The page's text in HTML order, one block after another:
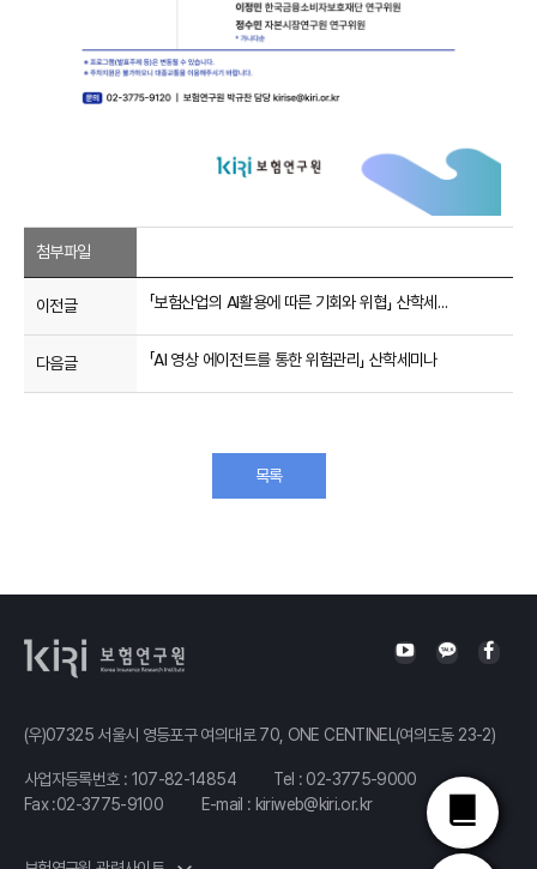
첨부파일
이전글 「보험산업의 AI활용에 따른 기회와 위협」 산학세미나
다음글 「AI 영상 에이전트를 통한 위험관리」 산학세미나
목록
(우)07325 서울시 영등포구 여의대로 70, ONE CENTINEL(여의도동 23-2)
사업자등록번호 : 107-82-14854 Tel : 02-3775-9000
Fax :02-3775-9100
E-mail : kiriweb@kiri.or.kr